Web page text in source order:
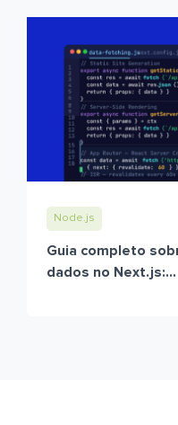
Node.js
Guia completo
dados no Next.js:...